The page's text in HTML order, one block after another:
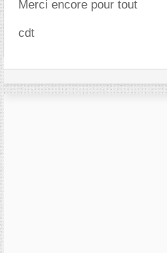
Merci encore pour tout
cdt